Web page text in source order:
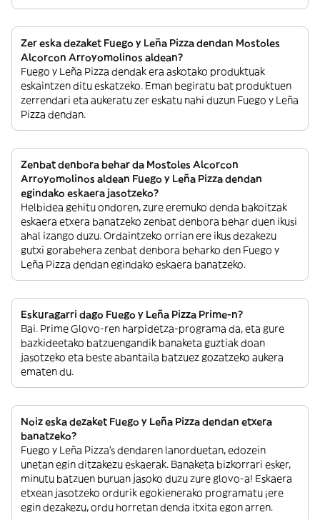
Zer eska dezaket Fuego y Leña Pizza dendan Mostoles
Alcorcon Arroyomolinos aldean?
Fuego y Leña Pizza dendak era askotako produktuak
eskaintzen ditu eskatzeko. Eman begiratu bat produktuen
zerrendari eta aukeratu zer eskatu nahi duzun Fuego y Leña
Pizza dendan.
Zenbat denbora behar da Mostoles Alcorcon
Arroyomolinos aldean Fuego y Leña Pizza dendan
egindako eskaera jasotzeko?
Helbidea gehitu ondoren, zure eremuko denda bakoitzak
eskaera etxera banatzeko zenbat denbora behar duen ikusi
ahal izango duzu. Ordaintzeko orrian ere ikus dezakezu
gutxi gorabehera zenbat denbora beharko den Fuego y
Leña Pizza dendan egindako eskaera banatzeko.
Eskuragarri dago Fuego y Leña Pizza Prime-n?
Bai. Prime Glovo-ren harpidetza-programa da, eta gure
bazkideetako batzuengandik banaketa guztiak doan
jasotzeko eta beste abantaila batzuez gozatzeko aukera
ematen du.
Noiz eska dezaket Fuego y Leña Pizza dendan etxera
banatzeko?
Fuego y Leña Pizza’s dendaren lanorduetan, edozein
unetan egin ditzakezu eskaerak. Banaketa bizkorrari esker,
minutu batzuen buruan jasoko duzu zure glovo-a! Eskaera
etxean jasotzeko ordurik egokienerako programatu ¡ere
egin dezakezu, ordu horretan denda itxita egon arren.